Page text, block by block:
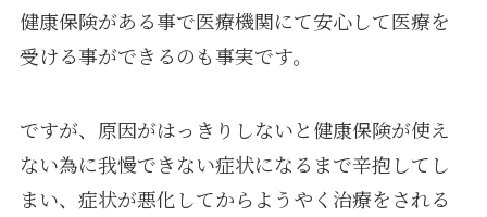
健康保険がある事で医療機関にて安心して医療を
受ける事ができるのも事実です。
ですが、原因がはっきりしないと健康保険が使え
ない為に我慢できない症状になるまで辛抱してし
まい、症状が悪化してからようやく治療をされる